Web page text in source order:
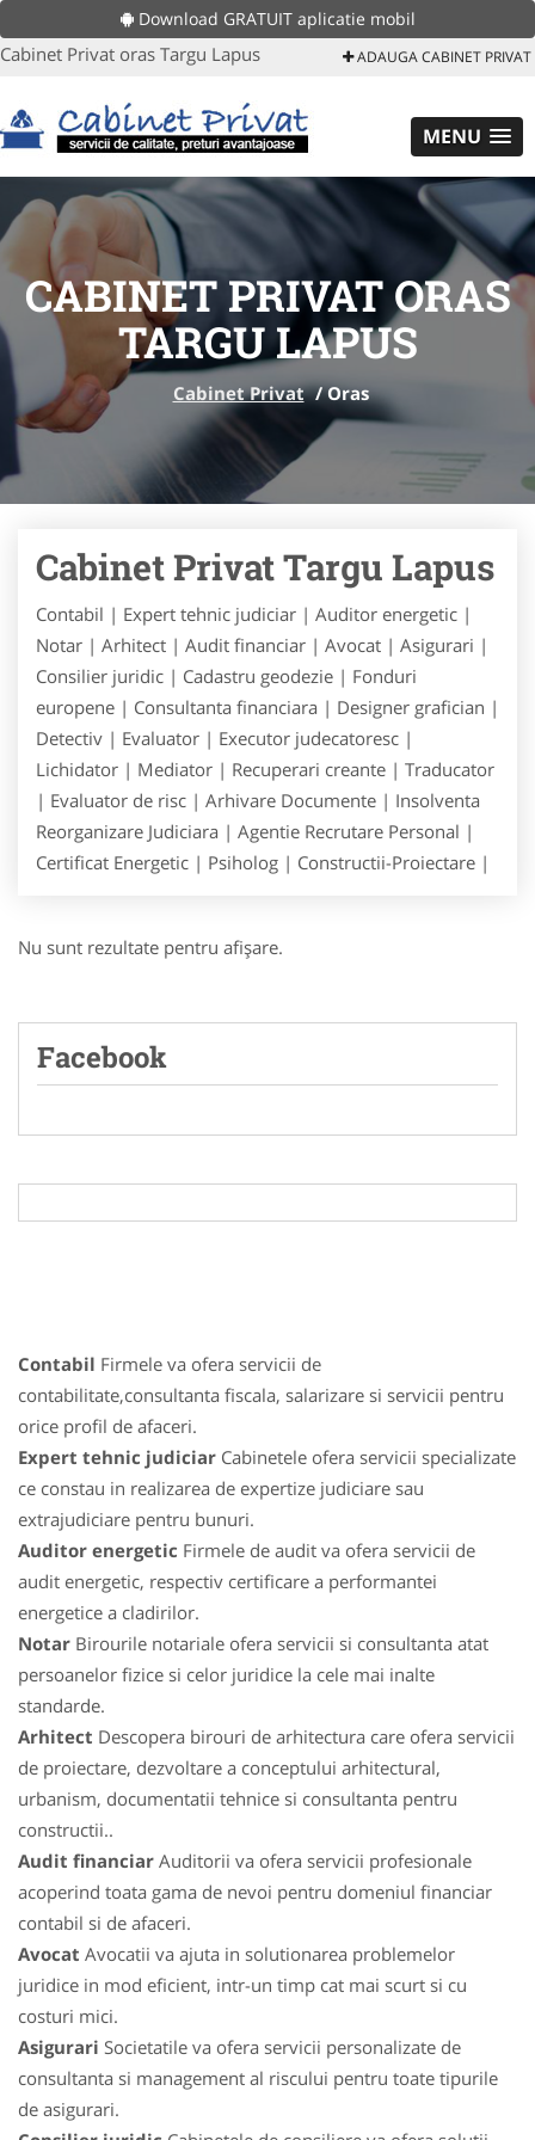
Download GRATUIT aplicatie mobil
Cabinet Privat oras Targu Lapus ADAUGA CABINET PRIVAT
MENU
CABINET PRIVAT ORAS
TARGU LAPUS
Cabinet Privat /Oras
Cabinet Privat Targu Lapus
Contabil | Expert tehnic judiciar | Auditor energetic |
Notar | Arhitect | Audit financiar | Avocat | Asigurari |
Consilier juridic | Cadastru geodezie | Fonduri
europene | Consultanta financiara | Designer grafician |
Detectiv | Evaluator | Executor judecatoresc |
Lichidator | Mediator | Recuperari creante | Traducator
| Evaluator de risc | Arhivare Documente | Insolventa
Reorganizare Judiciara | Agentie Recrutare Personal |
Certificat Energetic | Psiholog | Constructii-Proiectare |
Nu sunt rezultate pentru afişare.
Facebook
Contabil Firmele va ofera servicii de
contabilitate,consultanta fiscala, salarizare si servicii pentru
orice profil de afaceri.
Expert tehnic judiciar Cabinetele ofera servicii specializate
ce constau in realizarea de expertize judiciare sau
extrajudiciare pentru bunuri.
Auditor energetic Firmele de audit va ofera servicii de
audit energetic, respectiv certificare a performantei
energetice a cladirilor.
Notar Birourile notariale ofera servicii si consultanta atat
persoanelor fizice si celor juridice la cele mai inalte
standarde.
Arhitect Descopera birouri de arhitectura care ofera servicii
de proiectare, dezvoltare a conceptului arhitectural,
urbanism, documentatii tehnice si consultanta pentru
constructii..
Audit financiar Auditorii va ofera servicii profesionale
acoperind toata gama de nevoi pentru domeniul financiar
contabil si de afaceri.
Avocat Avocatii va ajuta in solutionarea problemelor
juridice in mod eficient, intr-un timp cat mai scurt si cu
costuri mici.
Asigurari Societatile va ofera servicii personalizate de
consultanta si management al riscului pentru toate tipurile
de asigurari.